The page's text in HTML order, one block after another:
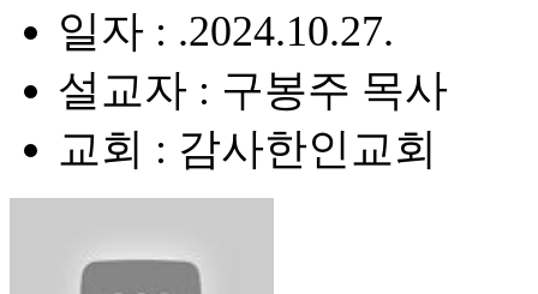
일자 : .2024.10.27.
설교자 : 구봉주 목사
교회 : 감사한인교회